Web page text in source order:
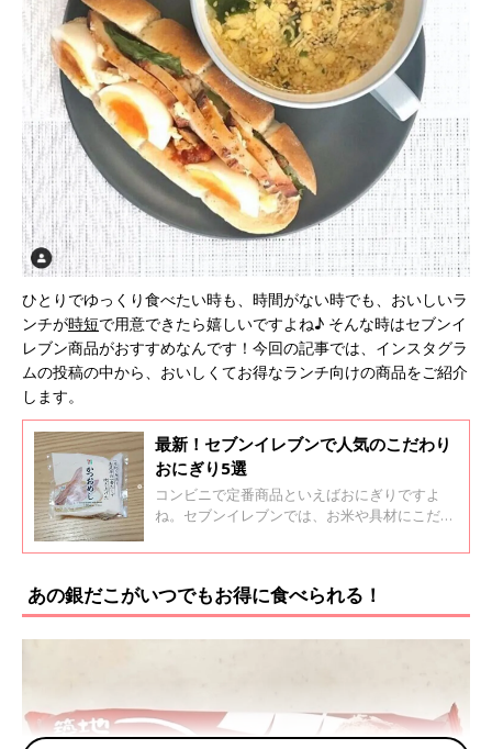
ひとりでゆっくり食べたい時も、時間がない時でも、おいしいラ
ンチが時短で用意できたら嬉しいですよね♪ そんな時はセブンイ
レブン商品がおすすめなんです！今回の記事では、インスタグラ
ムの投稿の中から、おいしくてお得なランチ向けの商品をご紹介
します。
最新！セブンイレブンで人気のこだわり
おにぎり5選
コンビニで定番商品といえばおにぎりですよ
ね。セブンイレブンでは、お米や具材にこだわ
よ。今回の記事では、セブンイレブンで人気の
ました！どのおにぎりもおいしそうですよ！
あの銀だこがいつでもお得に食べられる！